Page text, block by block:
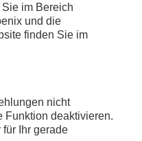
im Bereich
und die
finden Sie im
nicht
Funktion deaktivieren.
Ihr gerade